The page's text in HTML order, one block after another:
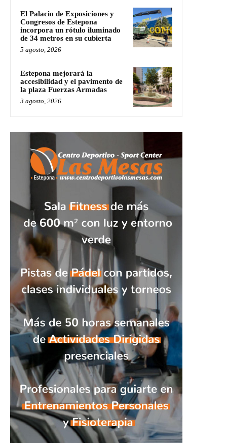
El Palacio de Exposiciones y
Congresos de Estepona
incorpora un rótulo iluminado
de 34 metros en su cubierta
5 agosto, 2026
Estepona mejorará la
accesibilidad y el pavimento de
la plaza Fuerzas Armadas
3 agosto, 2026